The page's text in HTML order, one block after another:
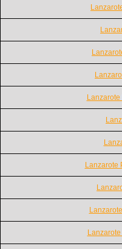
Lanzarote